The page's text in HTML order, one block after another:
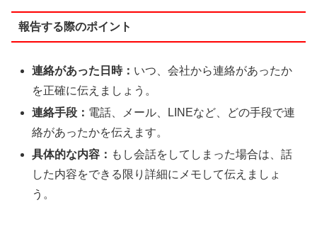
報告する際のポイント
連絡があった日時： いつ、会社から連絡があったか
を正確に伝えましょう。
連絡手段： 電話、メール、LINEなど、どの手段で連
絡があったかを伝えます。
具体的な内容： もし会話をしてしまった場合は、話
した内容をできる限り詳細にメモして伝えましょ
う。